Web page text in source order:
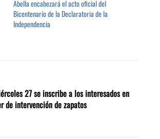
Abella encabezará el acto oficial del
Bicentenario de la Declaratoria de la
Independencia
27 se inscribe a los interesados en
de intervención de zapatos